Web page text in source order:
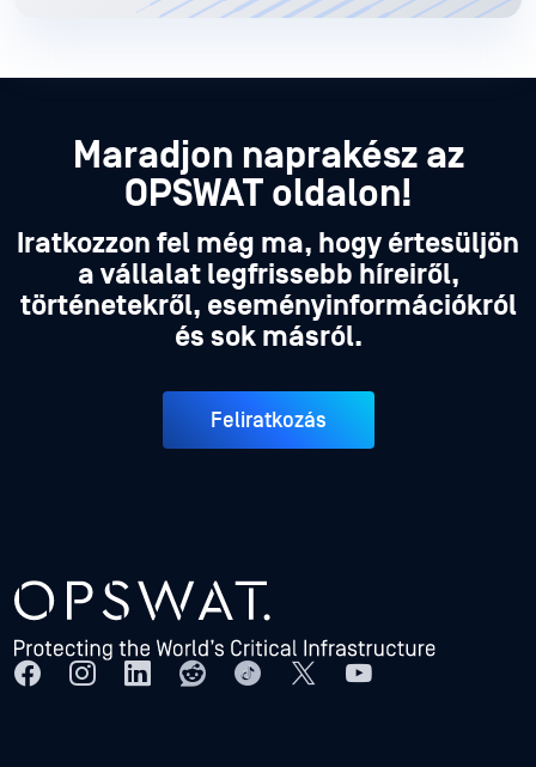
Maradjon naprakész az
OPSWAT oldalon!
Iratkozzon fel még ma, hogy értesüljön
a vállalat legfrissebb híreiről,
történetekről, eseményinformációkról
és sok másról.
Feliratkozás